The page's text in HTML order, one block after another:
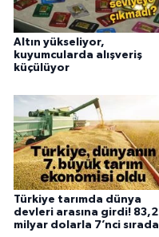
Altın yükseliyor,
kuyumcularda alışveriş
küçülüyor
Türkiye tarımda dünya
devleri arasına girdi! 83,2
milyar dolarla 7’nci sırada